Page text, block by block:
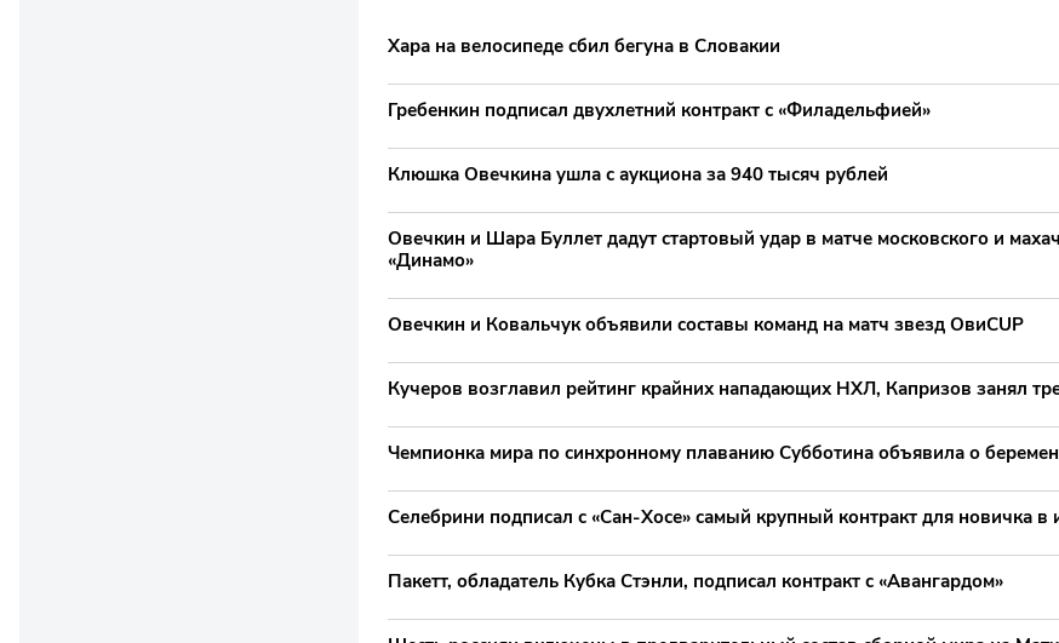
Хара на велосипеде сбил бегуна в Словакии
Гребенкин подписал двухлетний контракт с «Филадельфией»
Клюшка Овечкина ушла с аукциона за 940 тысяч рублей
Овечкин и Шара Буллет дадут стартовый удар в матче московского и
«Динамо»
Овечкин и Ковальчук объявили составы команд на матч звезд ОвиCUP
Кучеров возглавил рейтинг крайних нападающих НХЛ, Капризов занял
Чемпионка мира по синхронному плаванию Субботина объявила о
Селебрини подписал с «Сан-Хосе» самый крупный контракт для новичка
Пакетт, обладатель Кубка Стэнли, подписал контракт с «Авангардом»